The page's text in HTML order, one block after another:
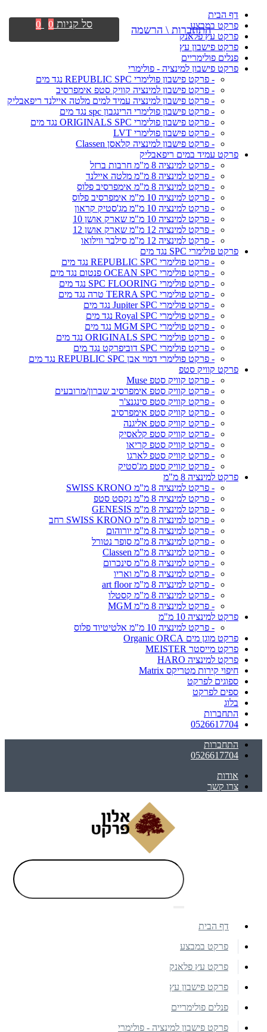
דף הבית
פרקט במבצע
פרקט עץ פלאנק
פרקט פישבון עץ
פנלים פולימריים
פרקט פישבון למינציה - פולימרי
- פרקט פישבון פולימרי REPUBLIC SPC נגד מים
- פרקט פישבון למינציה קוויק סטפ אימפרסיב
- פרקט פישבון למינציה עמיד למים מלטה איילנד ריפאבליק
- פרקט פישבון פולימרי הרינגבון spc נגד מים
- פרקט פישבון פולימרי ORIGINALS SPC נגד מים
- פרקט פישבון פולימרי LVT
- פרקט פישבון למינציה קלאסן Classen
פרקט עמיד במים ריפאבליק
- פרקט למינציה 8 מ"מ חרבות ברזל
- פרקט למינציה 8 מ"מ מלטה איילנד
- פרקט למינציה 8 מ"מ אימפרסיב פלוס
- פרקט למינציה 10 מ"מ אימפרסיב פלוס
- פרקט למינציה 10 מ"מ מג'סטיק קראון
- פרקט למינציה 10 מ"מ שארק אושן 10
- פרקט למינציה 12 מ"מ שארק אושן 12
- פרקט למינציה 12 מ"מ סילבר ווילואו
פרקט פולימרי SPC נגד מים
- פרקט פולימרי REPUBLIC SPC נגד מים
- פרקט פולימרי OCEAN SPC פנטום נגד מים
- פרקט פולימרי SPC FLOORING נגד מים
- פרקט פולימרי TERRA SPC טרה נגד מים
- פרקט פולימרי Jupiter SPC נגד מים
- פרקט פולימרי Royal SPC נגד מים
- פרקט פולימרי MGM SPC נגד מים
- פרקט פולימרי ORIGINALS SPC נגד מים
- פרקט פולימרי SPC דוביפרקט נגד מים
- פרקט פולימרי דמוי אבן REPUBLIC SPC נגד מים
פרקט קוויק סטפ
- פרקט קוויק סטפ Muse
- פרקט קוויק סטפ אימפרסיב שברון/מרובעים
- פרקט קוויק סטפ סינגנצ'ר
- פרקט קוויק סטפ אימפרסיב
- פרקט קוויק סטפ אליגנה
- פרקט קוויק סטפ קלאסיק
- פרקט קוויק סטפ קריאו
- פרקט קוויק סטפ לארגו
- פרקט קוויק סטפ מג'סטיק
פרקט למינציה 8 מ"מ
- פרקט למינציה 8 מ"מ SWISS KRONO
- פרקט למינציה 8 מ"מ נקסט סטפ
- פרקט למינציה 8 מ"מ GENESIS
- פרקט למינציה 8 מ"מ SWISS KRONO רחב
- פרקט למינציה 8 מ"מ יורוהום
- פרקט למינציה 8 מ"מ סופר נטורל
- פרקט למינציה 8 מ"מ Classen
- פרקט למינציה 8 מ"מ סינכרום
- פרקט למינציה 8 מ"מ ואריו
- פרקט למינציה 8 מ"מ art floor
- פרקט למינציה 8 מ"מ קסטלו
- פרקט למינציה 8 מ"מ MGM
פרקט למינציה 10 מ"מ
- פרקט למינציה 10 מ"מ אלטיטיוד פלוס
פרקט מוגן מים Organic ORCA
פרקט מייסטר MEISTER
פרקט למינציה HARO
חיפוי קירות מטריקס Matrix
ספוגים לפרקט
ספים לפרקט
בלוג
התחברות
0526617704
התחברות
0526617704
אודות
צרו קשר
התחברות \ הרשמה סל קניות 0
0
דף הבית
פרקט במבצע
פרקט עץ פלאנק
פרקט פישבון עץ
פנלים פולימריים
פרקט פישבון למינציה - פולימרי